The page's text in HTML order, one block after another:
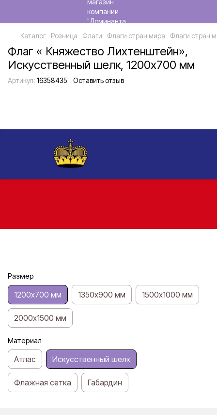
Каталог Розница Флаги Флаги стран мира Флаги стран
Флаг « Княжество Лихтенштейн»,
Искусственный шелк, 1200х700 мм
Артикул: 16358435 Оставить отзыв
Размер
1200х700 мм 1350х900 мм 1500х1000 мм
2000х1500 мм
Материал
Атлас Искусственный шелк
Флажная сетка Габардин